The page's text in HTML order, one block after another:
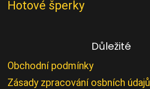
Hotové šperky
Důležité
Obchodní podmínky
Zásady zpracování osbních údajů